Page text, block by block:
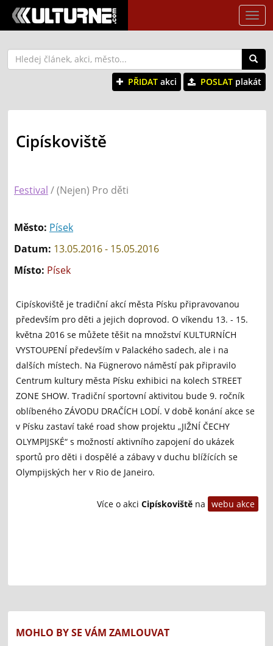
PŘIDAT akci POSLAT plakát
Cipískoviště
Festival / (Nejen) Pro děti
Město: Písek
Datum: 13.05.2016 - 15.05.2016
Místo: Písek
Cipískoviště je tradiční akcí města Písku připravovanou
především pro děti a jejich doprovod. O víkendu 13. - 15.
května 2016 se můžete těšit na množství KULTURNÍCH
VYSTOUPENÍ především v Palackého sadech, ale i na
dalších místech. Na Fügnerovo náměstí pak připravilo
Centrum kultury města Písku exhibici na kolech STREET
ZONE SHOW. Tradiční sportovní aktivitou bude 9. ročník
oblíbeného ZÁVODU DRAČÍCH LODÍ. V době konání akce se
v Písku zastaví také road show projektu „JIŽNÍ ČECHY
OLYMPIJSKÉ“ s možností aktivního zapojení do ukázek
sportů pro děti i dospělé a zábavy v duchu blížících se
Olympijských her v Rio de Janeiro.
Více o akci Cipískoviště na webu akce
MOHLO BY SE VÁM ZAMLOUVAT